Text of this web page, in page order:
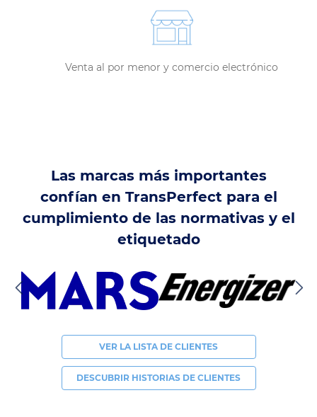
Venta al por menor y comercio electrónico
Las marcas más importantes
confían en TransPerfect para el
cumplimiento de las normativas y el
etiquetado
VER LA LISTA DE CLIENTES
DESCUBRIR HISTORIAS DE CLIENTES